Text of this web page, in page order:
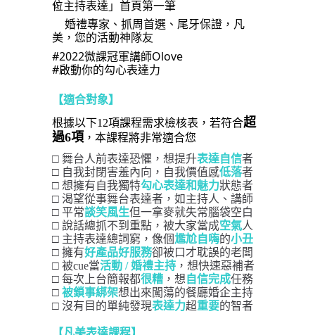
位主持表達」首頁第一筆
婚禮專家、抓周首選、尾牙保證，凡
美，您的活動神隊友
#2022微課冠軍講師Olove
#啟動你的勾心表達力
【適合對象】
根據以下12項課程需求檢核表，若符合超
過6項 ，本課程將非常適合您
□ 舞台人前表達恐懼，想提升表達自信者
□ 自我封閉害羞內向，自我價值感低落者
□ 想擁有自我獨特勾心表達和魅力狀態者
□ 渴望從事舞台表達者，如主持人、講師
□ 平常談笑風生但一拿麥就失常腦袋空白
□ 說話總抓不到重點，被大家當成空氣人
□ 主持表達總詞窮，像個尷尬自嗨的小丑
□ 擁有好產品好服務卻被口才耽誤的老闆
□ 被cue當活動 / 婚禮主持 ，想快速惡補者
□ 每次上台簡報都很糟 ，想 自信完成任務
□ 被鎖事綁架想出來闖蕩的餐廳婚企主持
□ 沒有目的單純發現表達力超重要的智者
【凡美表達課程】